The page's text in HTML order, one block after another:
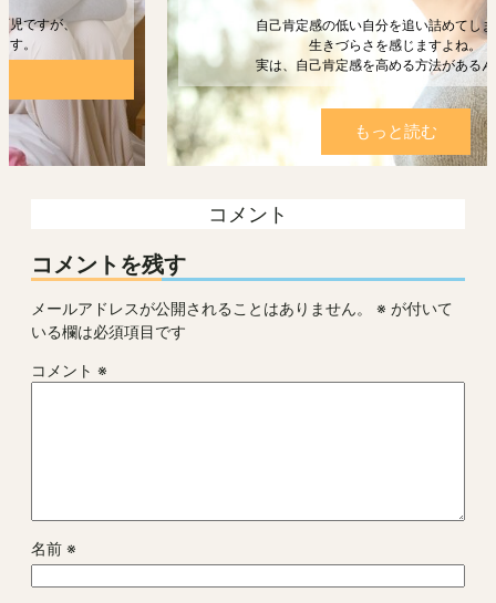
自己肯定感の低い自分を追い詰めてしまうと、
生きづらさを感じますよね。
実は、自己肯定感を高める方法があるんです。
もっと読む
コメント
コメントを残す
メールアドレスが公開されることはありません。 ※ が付いて
いる欄は必須項目です
コメント ※
名前 ※